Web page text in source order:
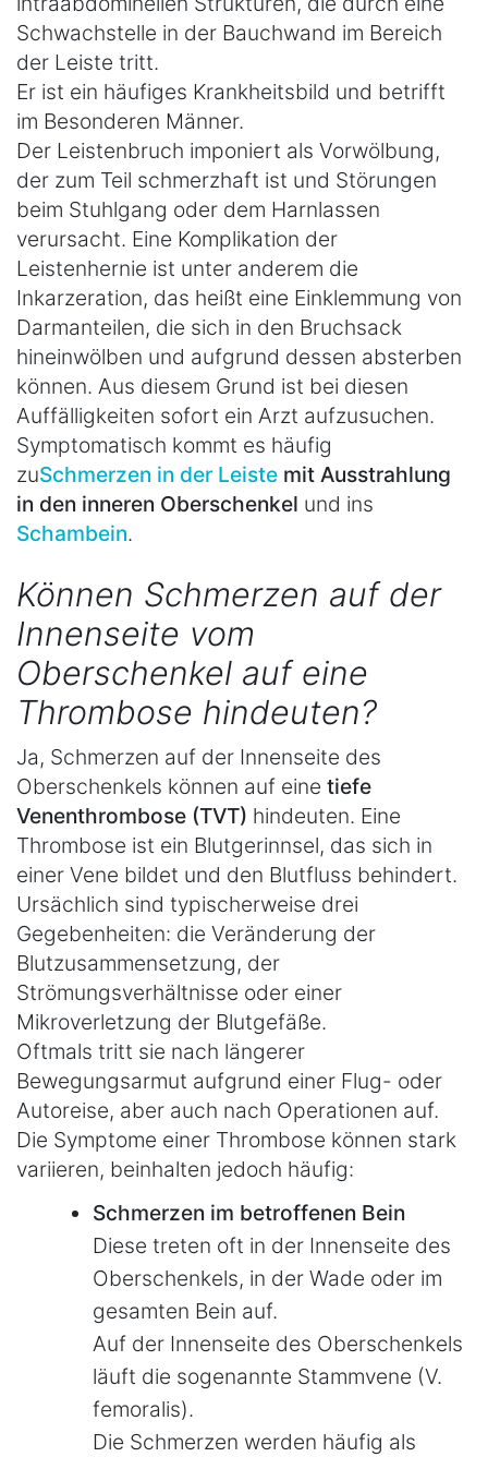
Schwachstelle in der Bauchwand im Bereich
der Leiste tritt.
Er ist ein häufiges Krankheitsbild und betrifft
im Besonderen Männer.
Der Leistenbruch imponiert als Vorwölbung,
der zum Teil schmerzhaft ist und Störungen
beim Stuhlgang oder dem Harnlassen
verursacht. Eine Komplikation der
Leistenhernie ist unter anderem die
Inkarzeration, das heißt eine Einklemmung von
Darmanteilen, die sich in den Bruchsack
hineinwölben und aufgrund dessen absterben
können. Aus diesem Grund ist bei diesen
Auffälligkeiten sofort ein Arzt aufzusuchen.
Symptomatisch kommt es häufig
zuSchmerzen in der Leiste mit Ausstrahlung
in den inneren Oberschenkel und ins
Schambein.
Können Schmerzen auf der
Innenseite vom
Oberschenkel auf eine
Thrombose hindeuten?
Ja, Schmerzen auf der Innenseite des
Oberschenkels können auf eine tiefe
Venenthrombose (TVT) hindeuten. Eine
Thrombose ist ein Blutgerinnsel, das sich in
einer Vene bildet und den Blutfluss behindert.
Ursächlich sind typischerweise drei
Gegebenheiten: die Veränderung der
Blutzusammensetzung, der
Strömungsverhältnisse oder einer
Mikroverletzung der Blutgefäße.
Oftmals tritt sie nach längerer
Bewegungsarmut aufgrund einer Flug- oder
Autoreise, aber auch nach Operationen auf.
Die Symptome einer Thrombose können stark
variieren, beinhalten jedoch häufig:
Schmerzen im betroffenen Bein
Diese treten oft in der Innenseite des
Oberschenkels, in der Wade oder im
gesamten Bein auf.
Auf der Innenseite des Oberschenkels
läuft die sogenannte Stammvene (V.
femoralis).
Die Schmerzen werden häufig als